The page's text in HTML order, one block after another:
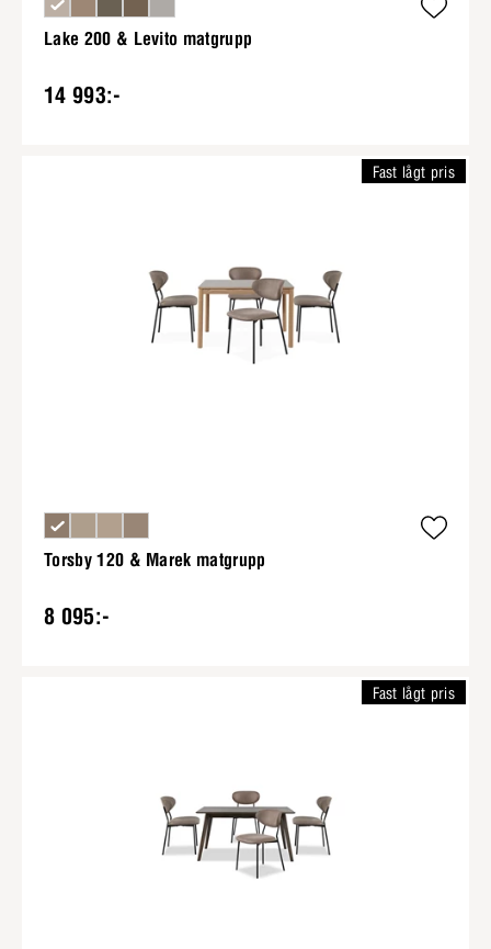
Lake 200 & Levito matgrupp
14 993:-
Torsby 120 & Marek matgrupp
8 095:-
Fast lågt pris
Fast lågt pris